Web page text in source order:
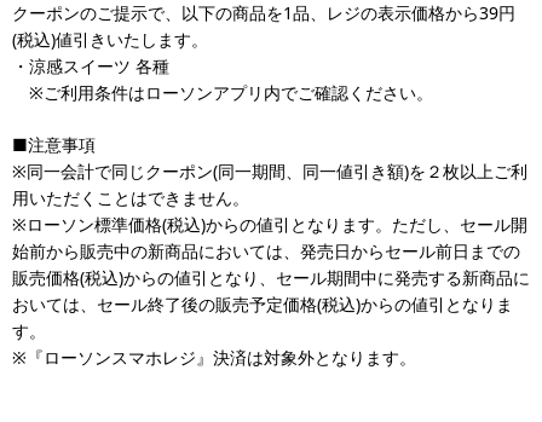
クーポンのご提示で、以下の商品を1品、レジの表示価格から39円
(税込)値引きいたします。
・涼感スイーツ 各種
※ご利用条件はローソンアプリ内でご確認ください。
■注意事項
※同一会計で同じクーポン(同一期間、同一値引き額)を２枚以上ご利
用いただくことはできません。
※ローソン標準価格(税込)からの値引となります。ただし、セール開
始前から販売中の新商品においては、発売日からセール前日までの
販売価格(税込)からの値引となり、セール期間中に発売する新商品に
おいては、セール終了後の販売予定価格(税込)からの値引となりま
す。
※『ローソンスマホレジ』決済は対象外となります。